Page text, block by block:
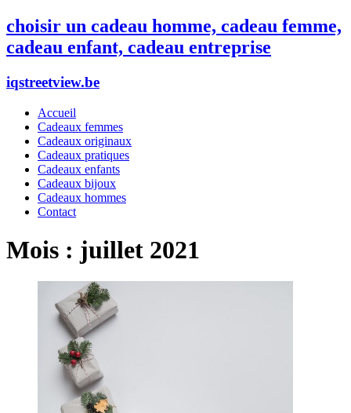
choisir un cadeau homme, cadeau femme,
cadeau enfant, cadeau entreprise
iqstreetview.be
Accueil
Cadeaux femmes
Cadeaux originaux
Cadeaux pratiques
Cadeaux enfants
Cadeaux bijoux
Cadeaux hommes
Contact
Mois : juillet 2021